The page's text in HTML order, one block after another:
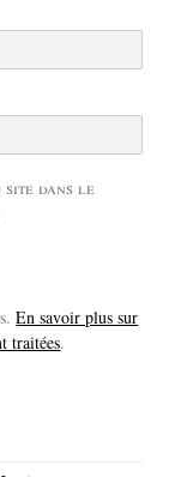
site dans le
En savoir plus sur
traitées.